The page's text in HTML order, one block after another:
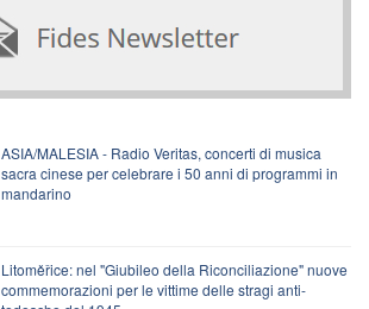
ASIA/MALESIA - Radio Veritas, concerti di musica
sacra cinese per celebrare i 50 anni di programmi in
mandarino
Litoměřice: nel "Giubileo della Riconciliazione" nuove
commemorazioni per le vittime delle stragi anti-